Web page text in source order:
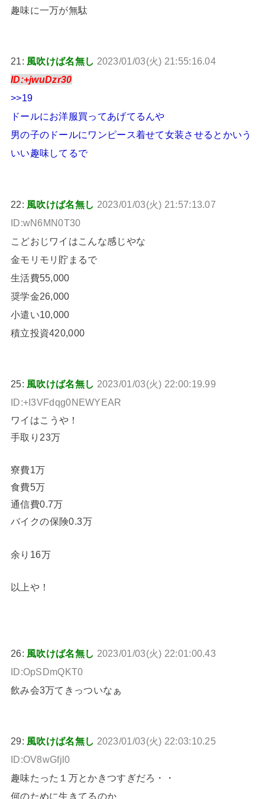
趣味に一万が無駄
21: 風吹けば名無し 2023/01/03(火) 21:55:16.04
ID:+jwuDzr30
>>19
ドールにお洋服買ってあげてるんや
男の子のドールにワンピース着せて女装させるとかいう
いい趣味してるで
22: 風吹けば名無し 2023/01/03(火) 21:57:13.07
ID:wN6MN0T30
こどおじワイはこんな感じやな
金モリモリ貯まるで
生活費55,000
奨学金26,000
小遣い10,000
積立投資420,000
25: 風吹けば名無し 2023/01/03(火) 22:00:19.99
ID:+I3VFdqg0NEWYEAR
ワイはこうや！
手取り23万
寮費1万
食費5万
通信費0.7万
バイクの保険0.3万
余り16万
以上や！
26: 風吹けば名無し 2023/01/03(火) 22:01:00.43
ID:OpSDmQKT0
飲み会3万てきっついなぁ
29: 風吹けば名無し 2023/01/03(火) 22:03:10.25
ID:OV8wGfjl0
趣味たった１万とかきつすぎだろ・・
何のために生きてるのか